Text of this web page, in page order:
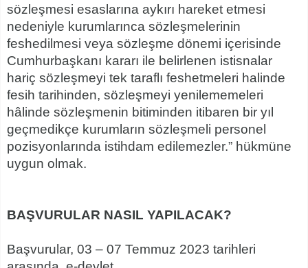
sözleşmesi esaslarına aykırı hareket etmesi
nedeniyle kurumlarınca sözleşmelerinin
feshedilmesi veya sözleşme dönemi içerisinde
Cumhurbaşkanı kararı ile belirlenen istisnalar
hariç sözleşmeyi tek taraflı feshetmeleri halinde
fesih tarihinden, sözleşmeyi yenilememeleri
hâlinde sözleşmenin bitiminden itibaren bir yıl
geçmedikçe kurumların sözleşmeli personel
pozisyonlarında istihdam edilemezler.” hükmüne
uygun olmak.
BAŞVURULAR NASIL YAPILACAK?
Başvurular, 03 – 07 Temmuz 2023 tarihleri